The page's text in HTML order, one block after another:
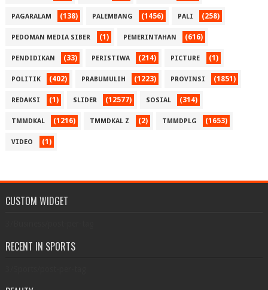
PAGARALAM (138) PALEMBANG (1456) PALI (258)
PEDOMAN MEDIA SIBER (1) PEMERINTAHAN (616)
PENDIDIKAN (33) PERISTIWA (214) PICTURE (1)
POLITIK (402) PRABUMULIH (1223) PROVINSI (1851)
REDAKSI (1) SLIDER (12577) SOSIAL (314)
TMMDKAL (1216) TMMDKAL Z (2) TMMDPLG (1653)
VIDEO (1)
CUSTOM WIDGET
RECENT IN SPORTS